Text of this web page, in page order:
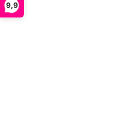
9,9